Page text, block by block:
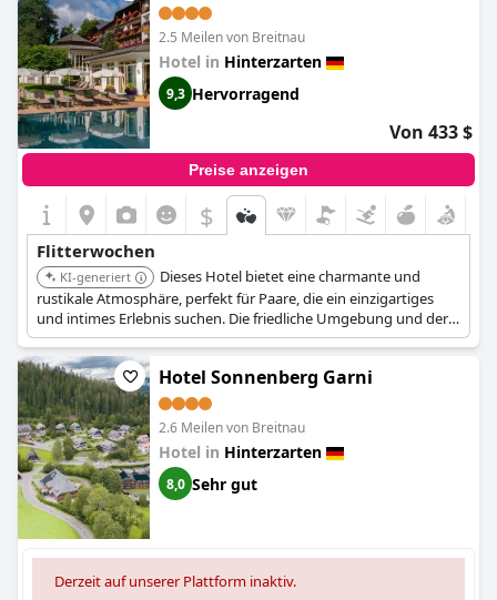
2.5 Meilen von Breitnau
Hotel in Hinterzarten
9,3 Hervorragend
Von 433 $
Preise anzeigen
$
Flitterwochen
KI-generiert
Dieses Hotel bietet eine charmante und
rustikale Atmosphäre, perfekt für Paare, die ein einzigartiges
und intimes Erlebnis suchen. Die friedliche Umgebung und der
persönliche Service tragen zu einer unvergesslichen
Hochzeitsreise bei.
Hotel Sonnenberg Garni
2.6 Meilen von Breitnau
Hotel in Hinterzarten
8,0 Sehr gut
Derzeit auf unserer Plattform inaktiv.